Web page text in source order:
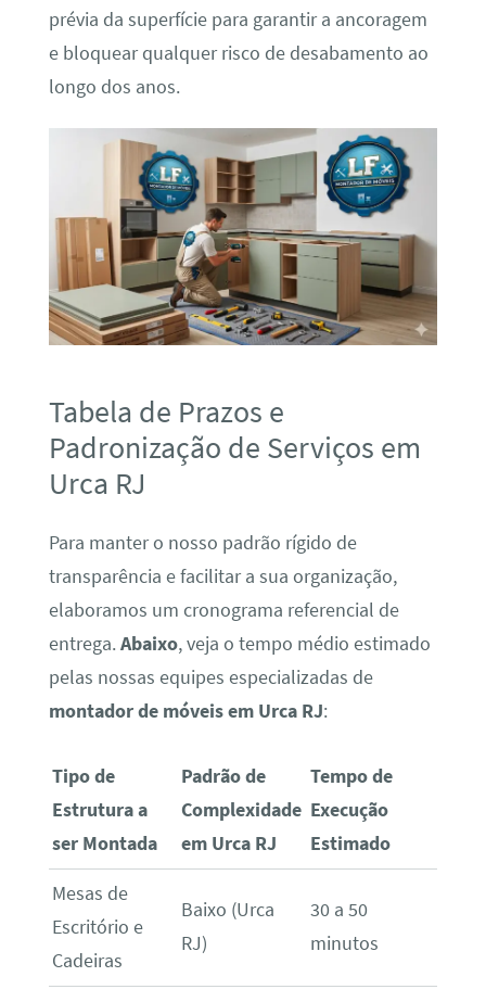
prévia da superfície para garantir a ancoragem
e bloquear qualquer risco de desabamento ao
longo dos anos.
Tabela de Prazos e
Padronização de Serviços em
Urca RJ
Para manter o nosso padrão rígido de
transparência e facilitar a sua organização,
elaboramos um cronograma referencial de
entrega.Abaixo, veja o tempo médio estimado
pelas nossas equipes especializadas de
montador de móveis em Urca RJ:
Tipo de
Estrutura a
ser Montada
Padrão de
Complexidade
em Urca RJ
Tempo de
Execução
Estimado
Mesas de
Escritório e
Cadeiras
Baixo (Urca
RJ)
30 a 50
minutos